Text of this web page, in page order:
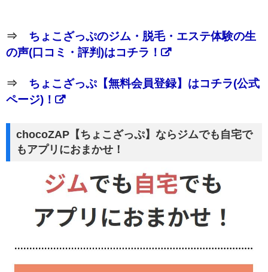
⇒ ちょこざっぷのジム・脱毛・エステ体験の生
の声(口コミ・評判)はコチラ！
⇒ ちょこざっぷ【無料会員登録】はコチラ(公式
ページ)！
chocoZAP【ちょこざっぷ】ならジムでも自宅で
もアプリにおまかせ！